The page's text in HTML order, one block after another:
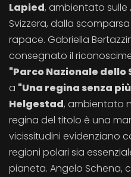
Lapied, ambientato sulle
Svizzera, dalla
rapace. Gabriella
consegnato il
"Parco Nazionale dello
a "Una regina senza
Helgestad, ambientato
regina del titolo è una
vicissitudini evidenziano
regioni polari sia
pianeta. Angelo Schena,